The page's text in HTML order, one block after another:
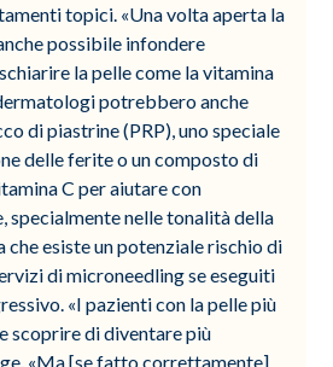
topici. «Una volta aperta la
possibile infondere
la pelle come la vitamina
potrebbero anche
di piastrine (PRP), uno speciale
delle ferite o un composto di
C per aiutare con
specialmente nelle tonalità della
che esiste un potenziale rischio di
di microneedling se eseguiti
«I pazienti con la pelle più
scoprire di diventare più
«Ma [se fatto correttamente]